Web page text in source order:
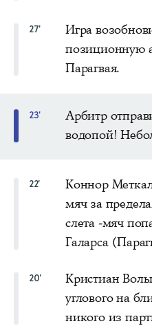
27'
Игра
позиционную
Парагвая.
23'
Арбитр
водопой!
22'
Коннор
мяч за
слета -мяч
Галарса
20'
Кристиан
углового на
никого из